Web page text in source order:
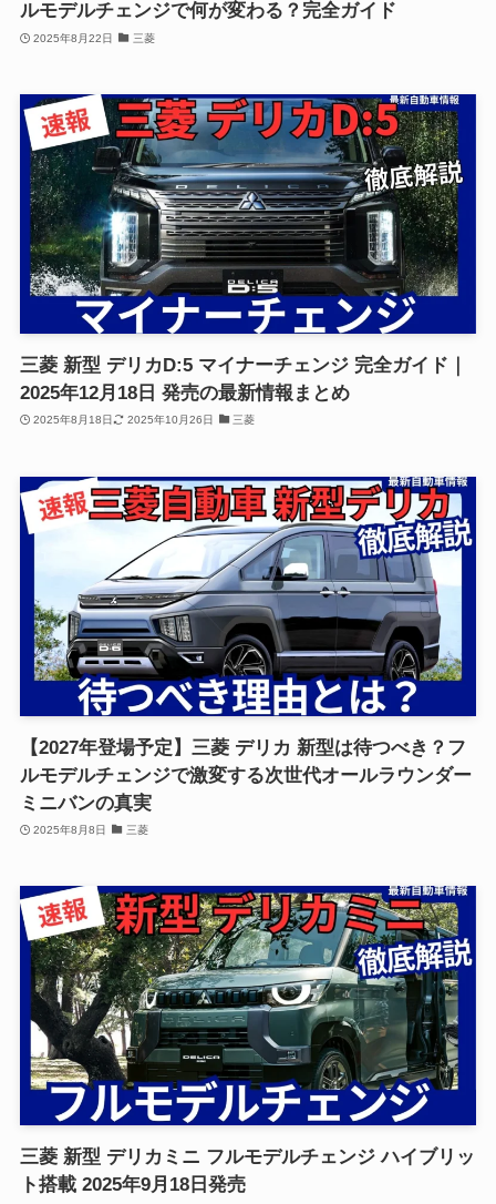
ルモデルチェンジで何が変わる？完全ガイド
2025年8月22日 三菱
三菱 新型 デリカD:5 マイナーチェンジ 完全ガイド｜
2025年12月18日 発売の最新情報まとめ
2025年8月18日 2025年10月26日 三菱
【2027年登場予定】三菱 デリカ 新型は待つべき？フ
ルモデルチェンジで激変する次世代オールラウンダー
ミニバンの真実
2025年8月8日 三菱
三菱 新型 デリカミニ フルモデルチェンジ ハイブリッ
ト搭載 2025年9月18日発売